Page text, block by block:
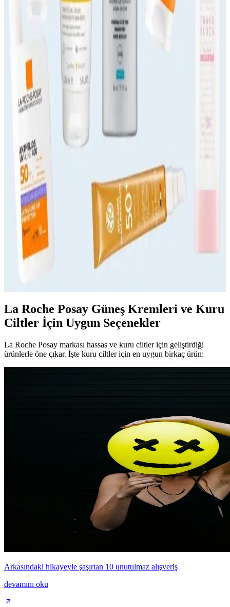
Cilt Sağlığını Koruyan ve Renk Eşitleyici Güneş
Kremleri İncelemesi
Güneşin zararlı etkilerine karşı cilt sağlığını koruyan ve renk
eşitleyen güneş kremleri, SPF seviyeleri ve formülleriyle günlük ve
profesyonel kullanımda avantaj sağlar.
Güneş Kremi Seçiminde Koruma Performansı ve
Güvenilirlik Analizi
Güneş kremi seçiminde SPF, geniş spektrum ve suya dayanıklılık
gibi faktörler göz önünde bulundurulmalı, doğru kullanımla cilt
SPF 50 Güneş Koruyucu Seçimi ve Kullanım
İpuçları Hakkında Kapsamlı Rehber
SPF 50 güneş koruyucu ürünler, UVB ışınlarına karşı %98 koruma
sağlar. Bu rehberde, ürün seçiminden kullanıma kadar tüm detaylar,
cilt sağlığını koruma ve güneşten en iyi şekilde faydalanma
ipuçlarıyla anlatılıyor.
Güneş Kremi Seçimi İçin Temel Kriterler ve
Güvenilir Markalar Hakkında Bilgiler
Güneş kremi seçerken SPF, cilt tipi uyumu ve suya dayanıklılık gibi
faktörlere dikkat edin. Güvenilir markalar ve doğru kullanım ile cilt
La Roche Posay Güneş Kremleri ve Kuru
Ciltler İçin Uygun Seçenekler
La Roche Posay markası hassas ve kuru ciltler için geliştirdiği
ürünlerle öne çıkar. İşte kuru ciltler için en uygun birkaç ürün:
Arkasındaki hikayeyle şaşırtan 10 unutulmaz alışveriş
devamını oku